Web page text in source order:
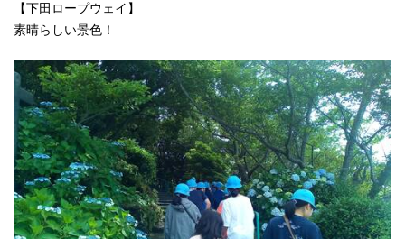
【下田ロープウェイ】
素晴らしい景色！